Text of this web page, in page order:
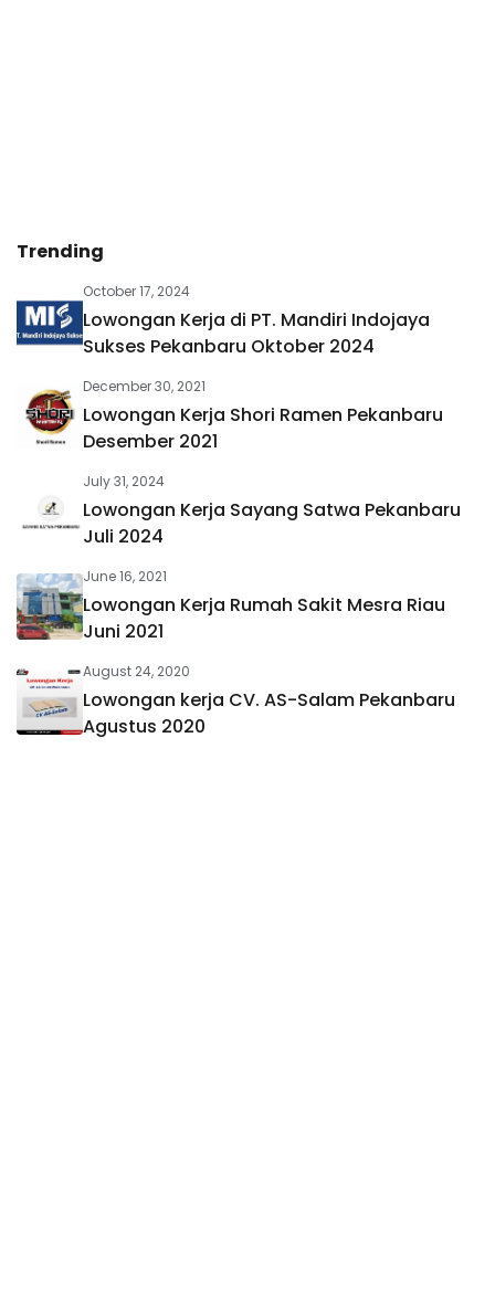
Trending
October 17, 2024
Lowongan Kerja di PT. Mandiri Indojaya
Sukses Pekanbaru Oktober 2024
December 30, 2021
Lowongan Kerja Shori Ramen Pekanbaru
Desember 2021
July 31, 2024
Lowongan Kerja Sayang Satwa Pekanbaru
Juli 2024
June 16, 2021
Lowongan Kerja Rumah Sakit Mesra Riau
Juni 2021
August 24, 2020
Lowongan kerja CV. AS-Salam Pekanbaru
Agustus 2020